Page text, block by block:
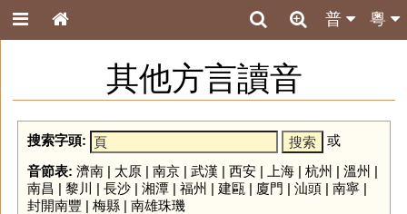
粵
普
其他方言讀音
搜索字頭:
或
音節表: 濟南| 太原| 南京| 武漢 | 西安| 上海| 杭州 | 溫州 |
南昌 | 黎川 | 長沙| 湘潭| 福州 | 建甌 | 廈門 | 汕頭| 南寧|
封開南豐 | 梅縣| 南雄珠璣